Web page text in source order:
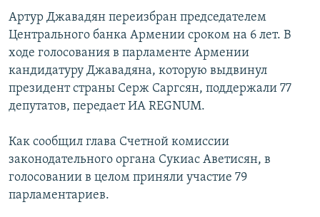
поиску
НАГОРНЫЙ КАРАБАХ
КУЛЬТУРА
СПОРТ
АРХИВ
Հայերեն
English
Русский
Артур Джавадян переизбран председателем
Центрального банка Армении сроком на 6 лет. В
ходе голосования в парламенте Армении
кандидатуру Джавадяна, которую выдвинул
президент страны Серж Саргсян, поддержали 77
депутатов, передает ИА REGNUM.
Как сообщил глава Счетной комиссии
законодательного органа Сукиас Аветисян, в
голосовании в целом приняли участие 79
парламентариев.